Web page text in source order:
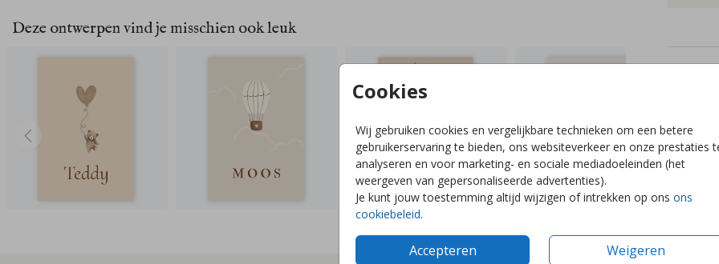
Cookies
Wij gebruiken cookies en vergelijkbare technieken om een betere
gebruikerservaring te bieden, ons websiteverkeer en onze prestaties
analyseren en voor marketing- en sociale mediadoeleinden (het
weergeven van gepersonaliseerde advertenties).
Je kunt jouw toestemming altijd wijzigen of intrekken op ons ons
cookiebeleid.
Accepteren Weigeren
Deze ontwerpen vind je misschien ook leuk
Prijzen